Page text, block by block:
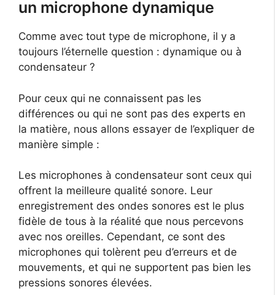
un microphone dynamique
Comme avec tout type de microphone, il y a
toujours l’éternelle question : dynamique ou à
condensateur ?
Pour ceux qui ne connaissent pas les
différences ou qui ne sont pas des experts en
la matière, nous allons essayer de l’expliquer de
manière simple :
Les microphones à condensateur sont ceux qui
offrent la meilleure qualité sonore. Leur
enregistrement des ondes sonores est le plus
fidèle de tous à la réalité que nous percevons
avec nos oreilles. Cependant, ce sont des
microphones qui tolèrent peu d’erreurs et de
mouvements, et qui ne supportent pas bien les
pressions sonores élevées.